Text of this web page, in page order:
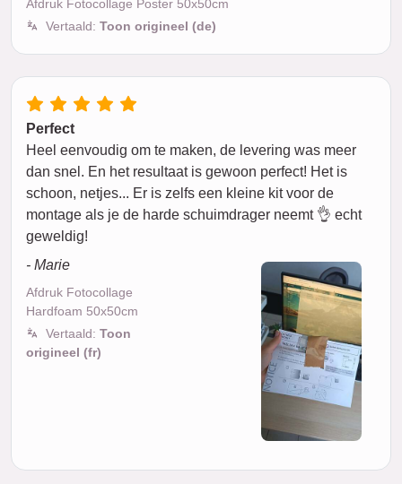
Afdruk Fotocollage Poster 50x50cm
Vertaald: Toon origineel (de)
Perfect
Heel eenvoudig om te maken, de levering was meer
dan snel. En het resultaat is gewoon perfect! Het is
schoon, netjes... Er is zelfs een kleine kit voor de
montage als je de harde schuimdrager neemt 👌 echt
geweldig!
- Marie
Afdruk Fotocollage
Hardfoam 50x50cm
Vertaald: Toon
origineel (fr)